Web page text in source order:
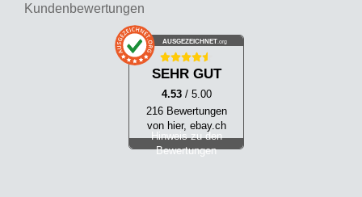
Kundenbewertungen
AUSGEZEICHNET .org
SEHR GUT
4.53 / 5.00
216 Bewertungen
von hier, ebay.ch
Hinweis zu den
Bewertungen